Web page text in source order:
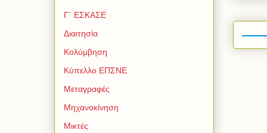
Γ΄ ΕΣΚΑΣΕ
Διαιτησία
Κολύμβηση
Κύπελλο ΕΠΣΝΕ
Μεταγραφές
Μηχανοκίνηση
Μικτές